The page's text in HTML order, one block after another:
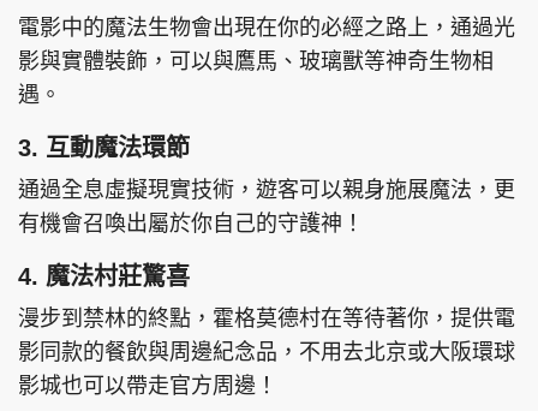
關於我們
聯絡我們
隱私政策聲明
使用條款
版權及免責聲明
Copyright © 東周網 版權所有 . 不得轉載
©Eastweek.com.hk. All rights reserved.
電影中的魔法生物會出現在你的必經之路上，通過光
影與實體裝飾，可以與鷹馬、玻璃獸等神奇生物相
遇。
3. 互動魔法環節
通過全息虛擬現實技術，遊客可以親身施展魔法，更
有機會召喚出屬於你自己的守護神！
4. 魔法村莊驚喜
漫步到禁林的終點，霍格莫德村在等待著你，提供電
影同款的餐飲與周邊紀念品，不用去北京或大阪環球
影城也可以帶走官方周邊！